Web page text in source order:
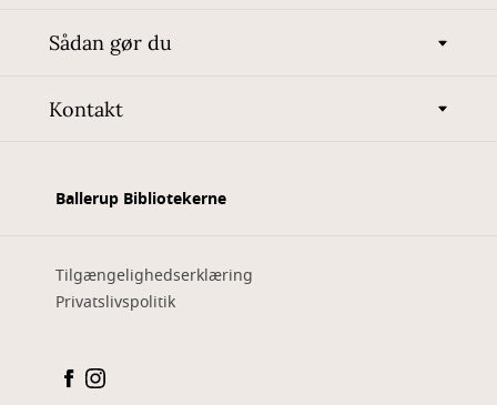
Sådan gør du
Kontakt
Ballerup Bibliotekerne
Tilgængelighedserklæring
Privatslivspolitik